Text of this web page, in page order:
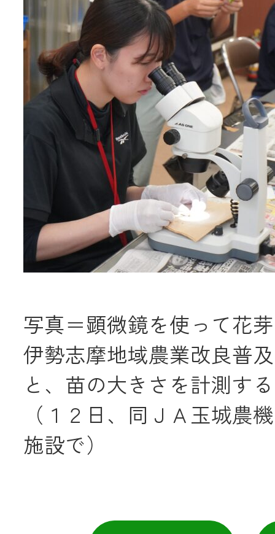
写真＝顕微鏡を使って花
伊勢志摩地域農業改良普
と、苗の大きさを計測す
（１２日、同ＪＡ玉城農
施設で）